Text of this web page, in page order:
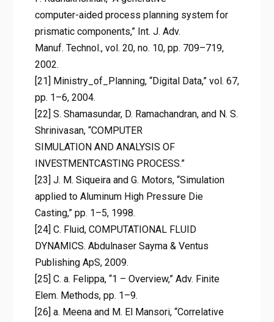
computer-aided process planning system for
prismatic components,” Int. J. Adv.
Manuf. Technol., vol. 20, no. 10, pp. 709–719,
2002.
[21] Ministry_of_Planning, “Digital Data,” vol. 67,
pp. 1–6, 2004.
[22] S. Shamasundar, D. Ramachandran, and N. S.
Shrinivasan, “COMPUTER
SIMULATION AND ANALYSIS OF
INVESTMENTCASTING PROCESS.”
[23] J. M. Siqueira and G. Motors, “Simulation
applied to Aluminum High Pressure Die
Casting,” pp. 1–5, 1998.
[24] C. Fluid, COMPUTATIONAL FLUID
DYNAMICS. Abdulnaser Sayma & Ventus
Publishing ApS, 2009.
[25] C. a. Felippa, “1 – Overview,” Adv. Finite
Elem. Methods, pp. 1–9.
[26] a. Meena and M. El Mansori, “Correlative